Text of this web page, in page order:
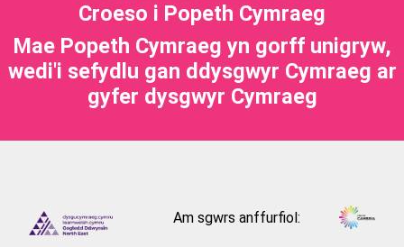
Croeso i Popeth Cymraeg
Mae Popeth Cymraeg yn gorff unigryw,
wedi'i sefydlu gan ddysgwyr Cymraeg ar
gyfer dysgwyr Cymraeg
Am sgwrs anffurfiol: